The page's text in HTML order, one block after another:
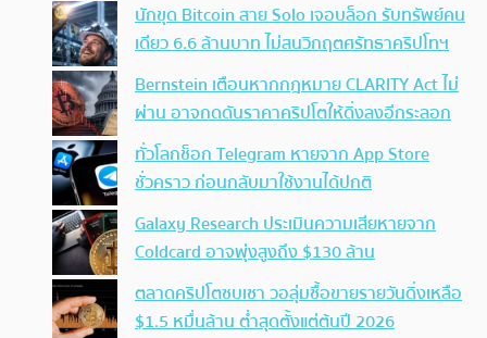
นักขุด Bitcoin สาย Solo เจอบล็อก รับทรัพย์คน
เดียว 6.6 ล้านบาท ไม่สนวิกฤตศรัทธาคริปโทฯ
Bernstein เตือนหากกฎหมาย CLARITY Act ไม่
ผ่าน อาจกดดันราคาคริปโตให้ดิ่งลงอีกระลอก
ทั่วโลกช็อก Telegram หายจาก App Store
ชั่วคราว ก่อนกลับมาใช้งานได้ปกติ
Galaxy Research ประเมินความเสียหายจาก
Coldcard อาจพุ่งสูงถึง $130 ล้าน
ตลาดคริปโตซบเซา วอลุ่มซื้อขายรายวันดิ่งเหลือ
$1.5 หมื่นล้าน ต่ำสุดตั้งแต่ต้นปี 2026